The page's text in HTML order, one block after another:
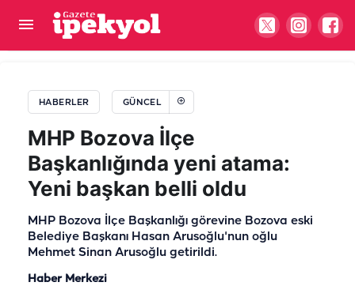
HABERLER GÜNCEL
MHP Bozova İlçe
Başkanlığında yeni atama:
Yeni başkan belli oldu
MHP Bozova İlçe Başkanlığı görevine Bozova eski
Belediye Başkanı Hasan Arusoğlu'nun oğlu
Mehmet Sinan Arusoğlu getirildi.
Haber Merkezi
Şanlıurfa'nın da yer aldığı 85,8 milyon euroluk dev